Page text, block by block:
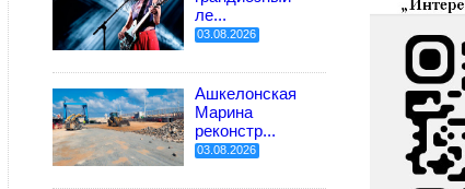
ле...
03.08.2026
Ашкелонская
Марина
реконстр...
03.08.2026